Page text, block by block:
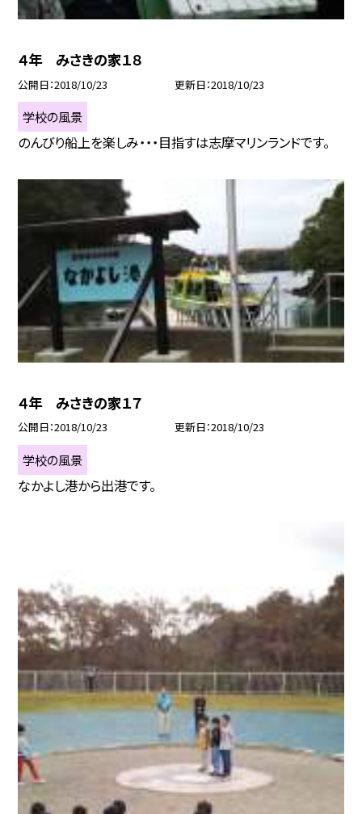
４年 みさきの家１８
公開日 2018/10/23 更新日 2018/10/23
学校の風景
のんびり船上を楽しみ・・・目指すは志摩マリンランドです。
４年 みさきの家１７
公開日 2018/10/23 更新日 2018/10/23
学校の風景
なかよし港から出港です。